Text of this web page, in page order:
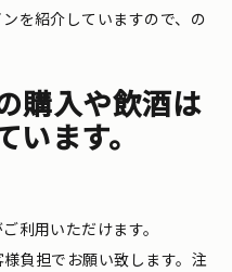
を紹介していますので、の
購入や飲酒は
ます。
利用いただけます。
負担でお願い致します。注